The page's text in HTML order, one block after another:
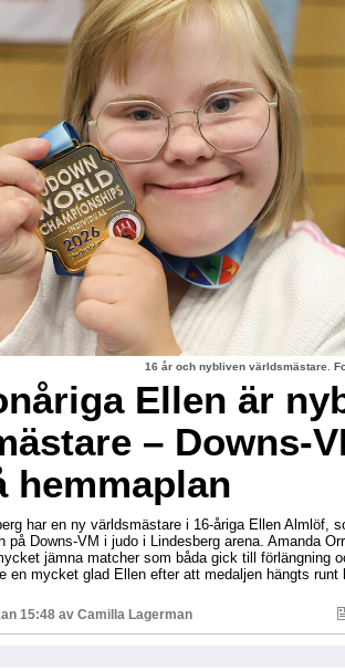
16 år och nybliven världsmästare.
Ellen är
– Downs-
hemmaplan
har en ny världsmästare i 16-åriga Ellen Almlöf,
på Downs-VM i judo i Lindesberg arena. Amanda
jämna matcher som båda gick till förlängning
en mycket glad Ellen efter att medaljen hängts runt
15:48 av Camilla Lagerman